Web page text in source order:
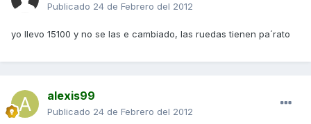
Publicado 24 de Febrero del 2012
yo llevo 15100 y no se las e cambiado, las ruedas tienen pa´rato
alexis99
Publicado 24 de Febrero del 2012